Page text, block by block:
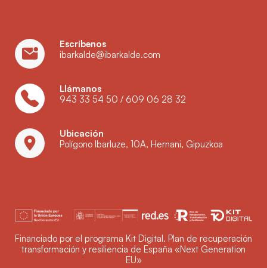
Escríbenos
ibarkalde@ibarkalde.com
Llámanos
943 33 54 50 / 609 06 28 32
Ubicación
Polígono Ibarluze, 10A, Hernani, Gipuzkoa
Financiado por el programa Kit Digital. Plan de recuperación
transformación y resiliencia de España «Next Generation
EU»